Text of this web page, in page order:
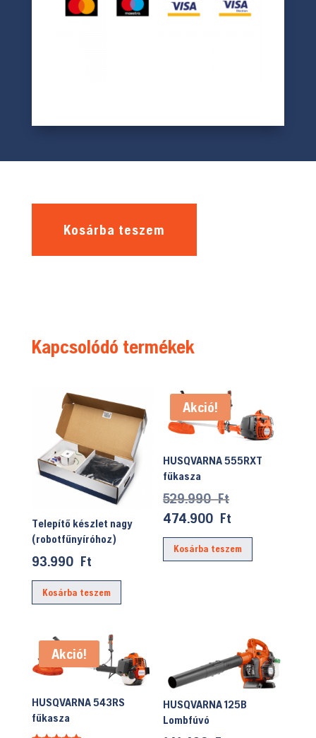
Kosárba teszem
Kapcsolódó termékek
Telepítő készlet nagy
(robotfűnyíróhoz)
93.990 Ft
Kosárba teszem
Akció!
HUSQVARNA 555RXT
fűkasza
529.990FtOriginal
price
was:
529.990 Ft.
474.900 Ft
price
is:
Kosárba teszem
Akció!
HUSQVARNA 543RS
fűkasza
HUSQVARNA 125B
Lombfúvó